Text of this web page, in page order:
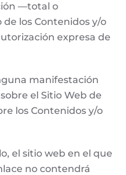
—total o
los Contenidos y/o
expresa de
manifestación
el Sitio Web de
los Contenidos y/o
el sitio web en el que
no contendrá